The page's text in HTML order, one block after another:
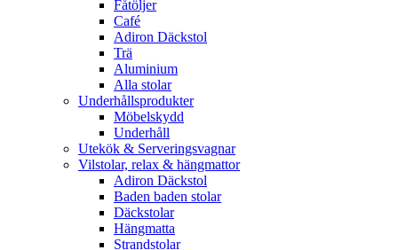
Fåtöljer
Café
Adiron Däckstol
Trä
Aluminium
Alla stolar
Underhållsprodukter
Möbelskydd
Underhåll
Utekök & Serveringsvagnar
Vilstolar, relax & hängmattor
Adiron Däckstol
Baden baden stolar
Däckstolar
Hängmatta
Strandstolar